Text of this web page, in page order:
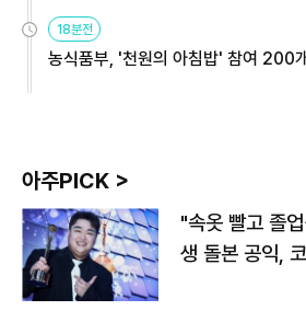
원
18분전
농식품부, '천원의 아침밥' 참여 200
아주PICK >
"속옷 빨고 졸
생 돌본 공익,